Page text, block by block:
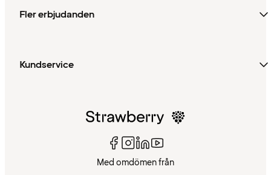
Fler erbjudanden
Kundservice
Med omdömen från